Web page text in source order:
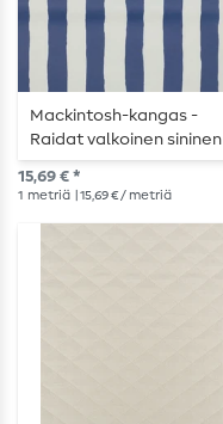
Mackintosh-kangas -
Raidat valkoinen sininen
15,69 € *
1 metriä | 15,69 € / metriä